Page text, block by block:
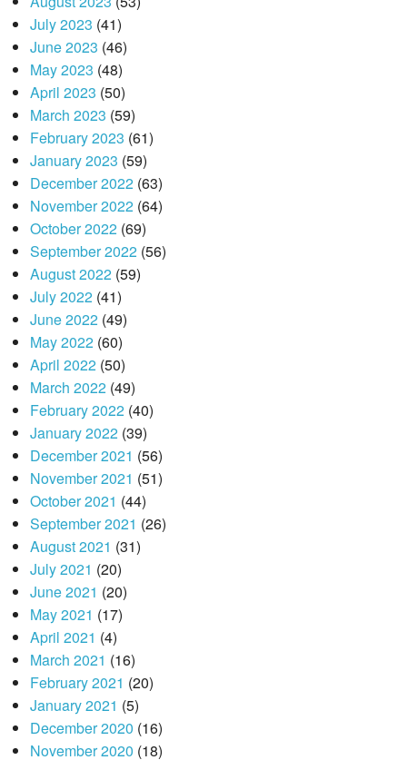
July 2023 (41)
June 2023 (46)
May 2023 (48)
April 2023 (50)
March 2023 (59)
February 2023 (61)
January 2023 (59)
December 2022(63)
November 2022(64)
October 2022(69)
September 2022(56)
August 2022(59)
July 2022(41)
June 2022(49)
May 2022(60)
April 2022(50)
March 2022(49)
February 2022(40)
January 2022(39)
December 2021 (56)
November 2021 (51)
October 2021 (44)
September 2021 (26)
August 2021 (31)
July 2021 (20)
June 2021 (20)
May 2021 (17)
April 2021 (4)
March 2021 (16)
February 2021 (20)
January 2021 (5)
December 2020 (16)
November 2020 (18)